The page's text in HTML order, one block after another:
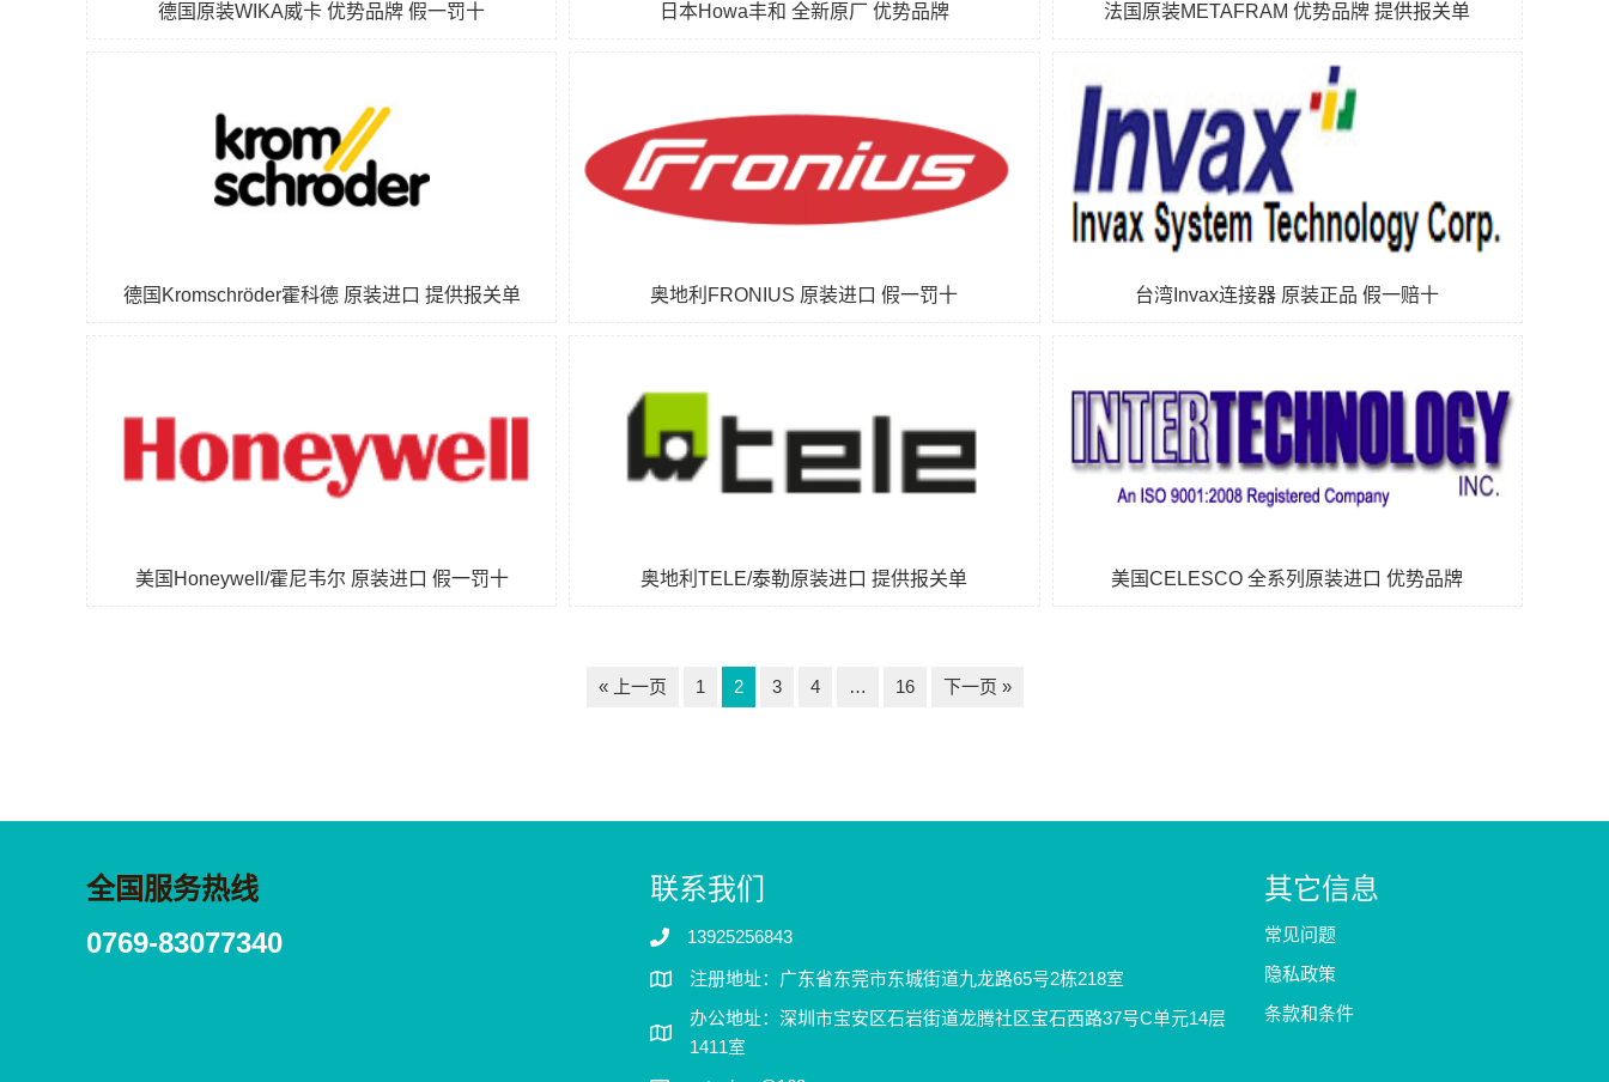
德国原装WIKA威卡 优势品牌 假一罚十 日本Howa丰和 全新原厂 优势品牌 法国原装METAFRAM 优势品牌 提供报关单
德国Kromschröder霍科德 原装进口 提供报关单 奥地利FRONIUS 原装进口 假一罚十 台湾Invax连接器 原装正品 假一赔十
美国Honeywell/霍尼韦尔 原装进口 假一罚十 奥地利TELE/泰勒原装进口 提供报关单 美国CELESCO 全系列原装进口 优势品牌
« 上一页 1 2 3 4 … 16 下一页 »
全国服务热线
0769-83077340
联系我们
13925256843
注册地址：广东省东莞市东城街道九龙路65号2栋218室
办公地址：深圳市宝安区石岩街道龙腾社区宝石西路37号C单元14层
1411室
其它信息
常见问题
隐私政策
条款和条件